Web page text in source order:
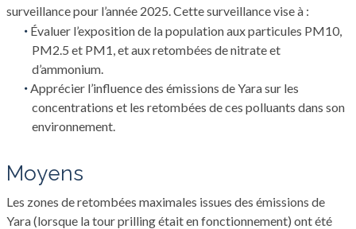
surveillance pour l’année 2025. Cette surveillance vise à :
Évaluer l’exposition de la population aux particules PM10,
PM2.5 et PM1, et aux retombées de nitrate et
d’ammonium.
Apprécier l’influence des émissions de Yara sur les
concentrations et les retombées de ces polluants dans son
environnement.
Moyens
Les zones de retombées maximales issues des émissions de
Yara (lorsque la tour prilling était en fonctionnement) ont été